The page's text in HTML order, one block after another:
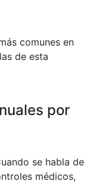
comunes en
de esta
por
se habla de
médicos,